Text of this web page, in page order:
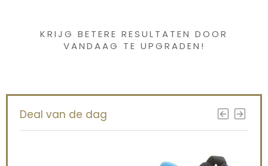
KRIJG BETERE RESULTATEN DOOR
VANDAAG TE UPGRADEN!
Deal van de dag